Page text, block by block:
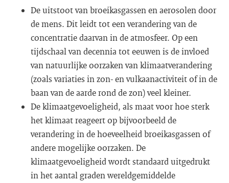
De uitstoot van broeikasgassen en aerosolen door
de mens. Dit leidt tot een verandering van de
concentratie daarvan in de atmosfeer. Op een
tijdschaal van decennia tot eeuwen is de invloed
van natuurlijke oorzaken van klimaatverandering
(zoals variaties in zon- en vulkaanactiviteit of in de
baan van de aarde rond de zon) veel kleiner.
De klimaatgevoeligheid, als maat voor hoe sterk
het klimaat reageert op bijvoorbeeld de
verandering in de hoeveelheid broeikasgassen of
andere mogelijke oorzaken. De
klimaatgevoeligheid wordt standaard uitgedrukt
in het aantal graden wereldgemiddelde